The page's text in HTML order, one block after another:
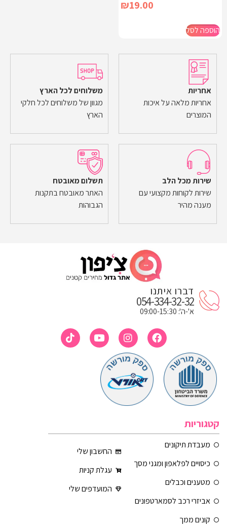
₪19.00
הוספה לסל
אחריות
אחריות מלאה על איכות
המוצרים
משלוחים לכל הארץ
מגוון של משלוחים לכל חלקי
הארץ
שירות מכל הלב
שירות לקוחות מקצועי עם
מענה מהיר
תשלום מאובטח
האתר מאובטח בתקנות
הגבוהות
דברו איתנו
054-334-32-32
א'-ה': 09:00-15:30
קטגוריות
מעבדת תיקונים
כיסויים לפלאפון ומגני מסך
מטענים וכבלים
אביזרי רכב לסמארטפונים
קונים ממך
החשבון שלי
עגלת קניות
המועדפים שלי